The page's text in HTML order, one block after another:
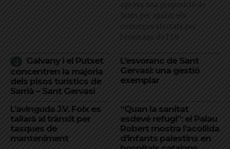
aprova una proposició de
Junts per ajudar els
comerços afectats per
l'esvoranc de l'L9
Galvany i el Putxet
concentren la majoria
dels pisos turístics de
Sarrià – Sant Gervasi
L’esvoranc de Sant
Gervasi: una gestió
exemplar
L’avinguda J.V. Foix es
tallarà al trànsit per
tasques de
manteniment
“Quan la sanitat
esdevé refugi”: el Palau
Robert mostra l’acollida
d’infants palestins en